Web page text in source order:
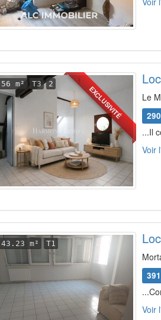
EXCLUSIVITÉ
56 m² T3 2
Le
...Il
Voir
43.23 m² T1
Voir